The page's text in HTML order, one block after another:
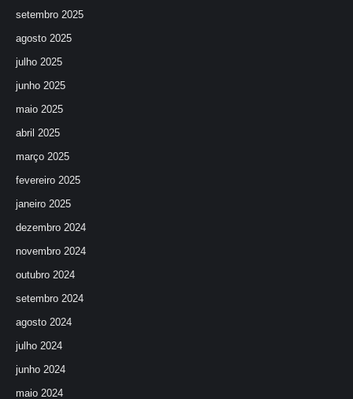
setembro 2025
agosto 2025
julho 2025
junho 2025
maio 2025
abril 2025
março 2025
fevereiro 2025
janeiro 2025
dezembro 2024
novembro 2024
outubro 2024
setembro 2024
agosto 2024
julho 2024
junho 2024
maio 2024